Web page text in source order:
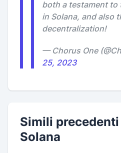
both a testament to
in Solana, and also
decentralization!
— Chorus One
25, 2023
Simili
Solana